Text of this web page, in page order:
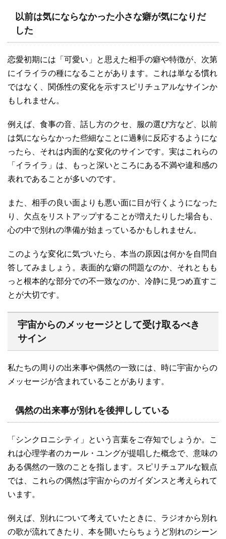
以前は気にならなかった小さな癖が気になりだ
した
恋愛初期には「可愛い」と思えた相手の癖や特徴が、次第
にイライラの種になることがあります。これは単なる慣れ
ではなく、関係性の変化を示すスピリチュアルなサインか
もしれません。
例えば、食事の音、話し方のクセ、服の選び方など、以前
は気にならなかった些細なことに過剰に反応するようにな
ったら、それは内面的な変化のサインです。実はこれらの
「イライラ」は、もっと深いところにある不満や違和感の
表れであることが多いのです。
また、相手の良い面よりも悪い面に目が行くようになった
り、欠点をリストアップすることが増えたりした場合も、
心の中で別れの準備が始まっているかもしれません。
このような変化に気づいたら、本当の原因は何かを自問自
答してみましょう。表面的な癖の問題なのか、それともも
っと根本的な部分での不一致なのか、冷静に見つめ直すこ
とが大切です。
宇宙からのメッセージとして受け取るべき
サイン
私たちの周りの出来事や偶然の一致には、時に宇宙からの
メッセージが含まれていることがあります。
偶然の出来事が別れを後押ししている
「シンクロニシティ」という言葉をご存知でしょうか。こ
れは心理学者のカール・ユングが提唱した概念で、意味の
ある偶然の一致のことを指します。スピリチュアルな観点
では、これらの偶然は宇宙からのガイダンスと考えられて
います。
例えば、別れについて考えていたときに、ラジオから別れ
の歌が流れてきたり、本を開いたらちょうど別れのシーン